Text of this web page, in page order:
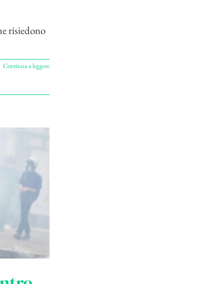
risiedono
Continua a leggere